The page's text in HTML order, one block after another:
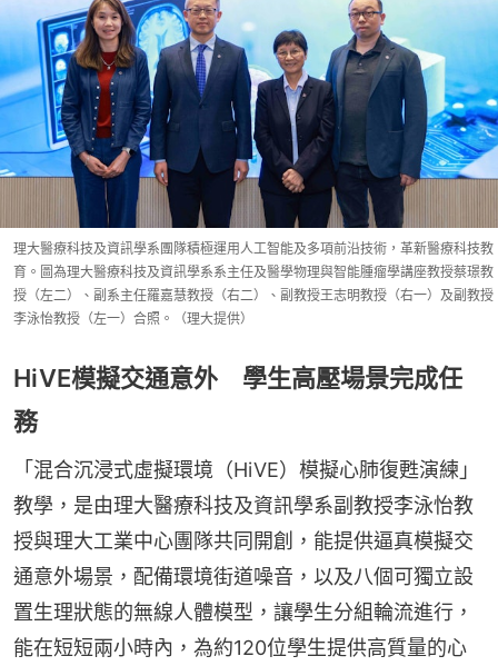
理大醫療科技及資訊學系團隊積極運用人工智能及多項前沿技術，革新醫療科技教
育。圖為理大醫療科技及資訊學系系主任及醫學物理與智能腫瘤學講座教授蔡璟教
授（左二）、副系主任羅嘉慧教授（右二）、副教授王志明教授（右一）及副教授
李泳怡教授（左一）合照。（理大提供）
HiVE模擬交通意外 學生高壓場景完成任
務
「混合沉浸式虛擬環境（HiVE）模擬心肺復甦演練」
教學，是由理大醫療科技及資訊學系副教授李泳怡教
授與理大工業中心團隊共同開創，能提供逼真模擬交
通意外場景，配備環境街道噪音，以及八個可獨立設
置生理狀態的無線人體模型，讓學生分組輪流進行，
能在短短兩小時內，為約120位學生提供高質量的心